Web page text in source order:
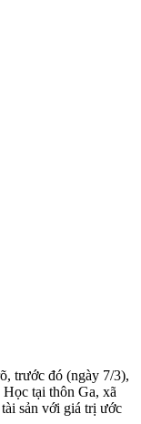
trước đó (ngày 7/3),
tại thôn Ga, xã
sản với giá trị ước